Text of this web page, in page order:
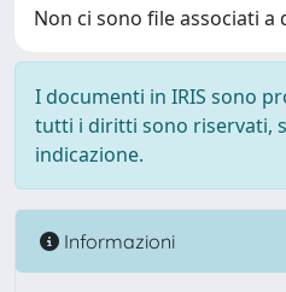
Non ci sono file associati
I documenti in IRIS sono
tutti i diritti sono riservati,
indicazione.
Informazioni